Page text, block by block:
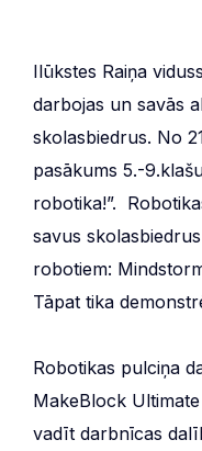
Ilūkstes Raiņa
darbojas un savās
skolasbiedrus. No
pasākums 5.-
robotika!”.
savus
robotiem:
Tāpat tika
Robotikas pulciņa
MakeBlock
vadīt darbnīcas